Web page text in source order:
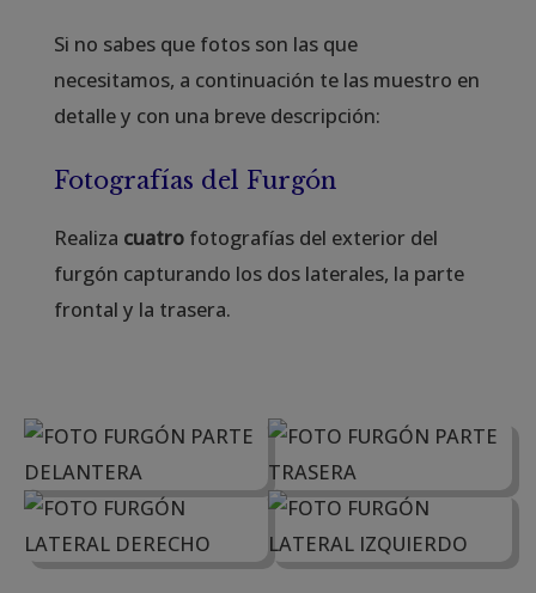
Si no sabes que fotos son las que
necesitamos, a continuación te las muestro en
detalle y con una breve descripción:
Fotografías del Furgón
Realiza cuatrofotografías del exterior del
furgón capturando los dos laterales, la parte
frontal y la trasera.